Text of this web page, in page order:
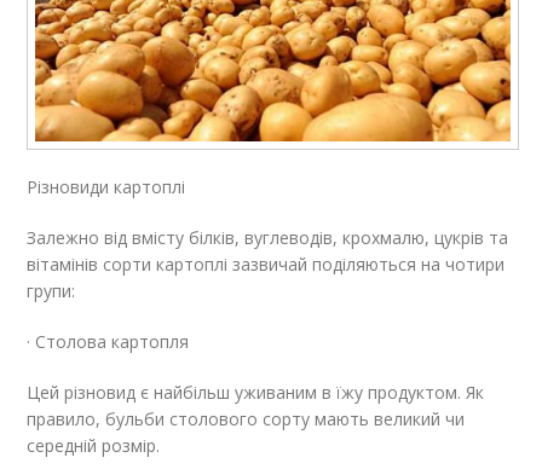
Різновиди картоплі
Залежно від вмісту білків, вуглеводів, крохмалю, цукрів та
вітамінів сорти картоплі зазвичай поділяються на чотири
групи:
· Столова картопля
Цей різновид є найбільш уживаним в їжу продуктом. Як
правило, бульби столового сорту мають великий чи
середній розмір.